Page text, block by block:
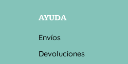
AYUDA
Envíos
Devoluciones